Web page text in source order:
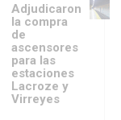
Adjudicaron
la compra
de
ascensores
para las
estaciones
Lacroze y
Virreyes